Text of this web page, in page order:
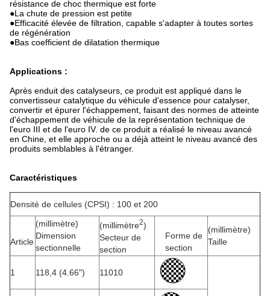
résistance de choc thermique est forte
●La chute de pression est petite
●Efficacité élevée de filtration, capable s'adapter à toutes sortes
de régénération
●Bas coefficient de dilatation thermique
Applications :
Après enduit des catalyseurs, ce produit est appliqué dans le
convertisseur catalytique du véhicule d'essence pour catalyser,
convertir et épurer l'échappement, faisant des normes de atteinte
d'échappement de véhicule de la représentation technique de
l'euro III et de l'euro IV. de ce produit a réalisé le niveau avancé
en Chine, et elle approche ou a déjà atteint le niveau avancé des
produits semblables à l'étranger.
Caractéristiques
Densité de cellules (CPSI) : 100 et 200
Article
(millimètre)
Dimension
sectionnelle
(millimètre2)
Secteur de
section
Forme de
section
(millimètre)
Taille
1 118,4 (4.66") 11010